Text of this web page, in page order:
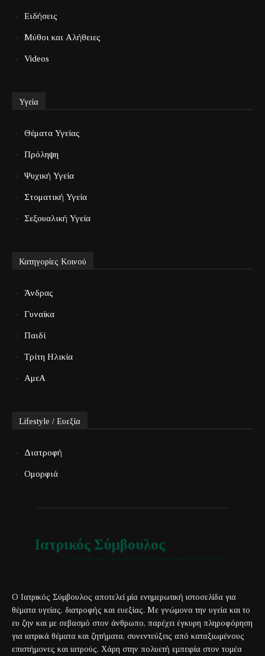
Ειδήσεις
Μύθοι και Αλήθειες
Videos
Υγεία
Θέματα Υγείας
Πρόληψη
Ψυχική Υγεία
Στοματική Υγεία
Σεξουαλική Υγεία
Κατηγορίες Κοινού
Άνδρας
Γυναίκα
Παιδί
Τρίτη Ηλικία
ΑμεΑ
Lifestyle / Ευεξία
Διατροφή
Ομορφιά
Ιατρικός Σύμβουλος
Ο Ιατρικός Σύμβουλος αποτελεί μία ενημερωτική ιστοσελίδα για
θέματα υγείας, διατροφής και ευεξίας. Με γνώμονα την υγεία και το
ευ ζην και με σεβασμό στον άνθρωπο, παρέχει έγκυρη πληροφόρηση
για ιατρικά θέματα και ζητήματα, συνεντεύξεις από καταξιωμένους
επιστήμονες και ιατρούς. Χάρη στην πολυετή εμπειρία στον τομέα